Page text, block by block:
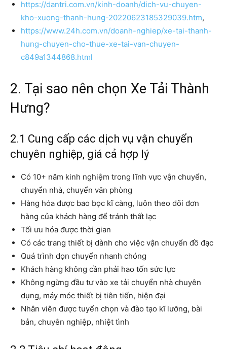
https://dantri.com.vn/kinh-doanh/dich-vu-chuyen-
kho-xuong-thanh-hung-20220623185329039.htm,
https://www.24h.com.vn/doanh-nghiep/xe-tai-thanh-
hung-chuyen-cho-thue-xe-tai-van-chuyen-
c849a1344868.html
2. Tại sao nên chọn Xe Tải Thành
Hưng?
2.1 Cung cấp các dịch vụ vận chuyển
chuyên nghiệp, giá cả hợp lý
Có 10+ năm kinh nghiệm trong lĩnh vực vận chuyển,
chuyển nhà, chuyển văn phòng
Hàng hóa được bao bọc kĩ càng, luôn theo dõi đơn
hàng của khách hàng để tránh thất lạc
Tối ưu hóa được thời gian
Có các trang thiết bị dành cho việc vận chuyển đồ đạc
Quá trình dọn chuyển nhanh chóng
Khách hàng không cần phải hao tốn sức lực
Không ngừng đầu tư vào xe tải chuyển nhà chuyên
dụng, máy móc thiết bị tiên tiến, hiện đại
Nhân viên được tuyển chọn và đào tạo kĩ lưỡng, bài
bản, chuyên nghiệp, nhiệt tình